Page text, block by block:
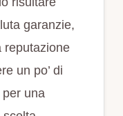
garanzie,
reputazione
un po’ di
una